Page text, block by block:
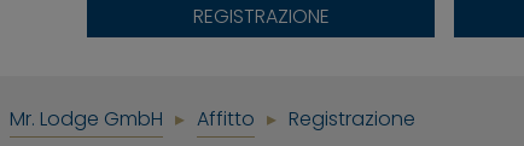
REGISTRAZIONE
Mr. Lodge GmbH Affitto Registrazione